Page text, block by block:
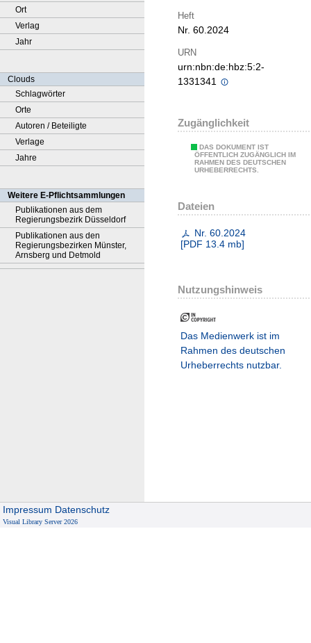
Ort
Verlag
Jahr
Clouds
Schlagwörter
Orte
Autoren / Beteiligte
Verlage
Jahre
Weitere E-Pflichtsammlungen
Publikationen aus dem
Regierungsbezirk Düsseldorf
Publikationen aus den
Regierungsbezirken Münster,
Arnsberg und Detmold
Heft
Nr. 60.2024
URN
urn:nbn:de:hbz:5:2-
1331341
Zugänglichkeit
DAS DOKUMENT IST
ÖFFENTLICH ZUGÄNGLICH IM
RAHMEN DES DEUTSCHEN
URHEBERRECHTS.
Dateien
Nr. 60.2024
[PDF 13.4 mb]
Nutzungshinweis
Das Medienwerk ist im
Rahmen des deutschen
Urheberrechts nutzbar.
Impressum Datenschutz
Visual Library Server 2026